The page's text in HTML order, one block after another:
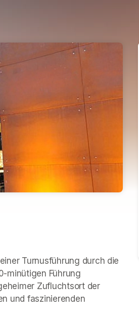
Turnusführung durch die
minütigen Führung
Zufluchtsort der
und faszinierenden